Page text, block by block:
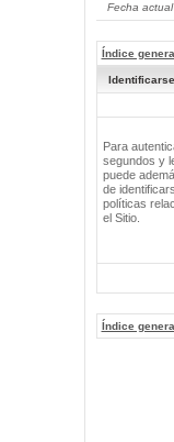
Fecha
Índice
Identificarse
Para
segundos y
puede
de
políticas
el Sitio.
Índice